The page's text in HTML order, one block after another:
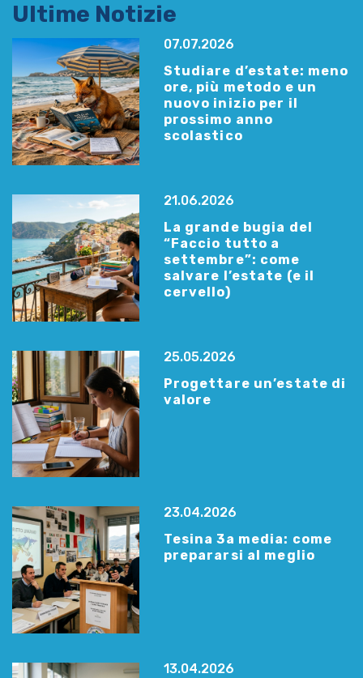
Ultime Notizie
07.07.2026
Studiare d’estate: meno
ore, più metodo e un
nuovo inizio per il
prossimo anno
scolastico
21.06.2026
La grande bugia del
“Faccio tutto a
settembre”: come
salvare l’estate (e il
cervello)
25.05.2026
Progettare un’estate di
valore
23.04.2026
Tesina 3a media: come
prepararsi al meglio
13.04.2026